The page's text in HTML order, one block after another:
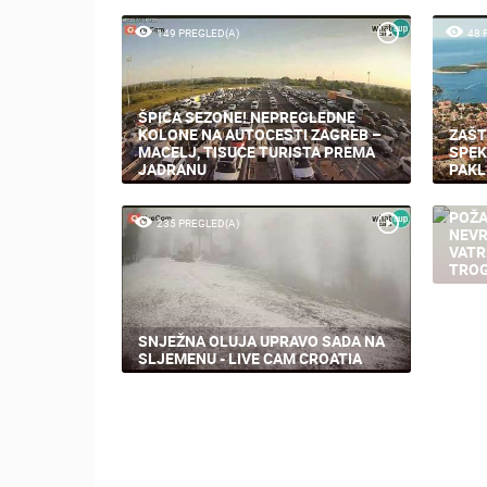
149 PREGLED(A)
ŠPICA SEZONE! NEPREGLEDNE
KOLONE NA AUTOCESTI ZAGREB –
MACELJ, TISUĆE TURISTA PREMA
JADRANU
48
235 PREGLED(A)
SNJEŽNA OLUJA UPRAVO SADA NA
SLJEMENU - LIVE CAM CROATIA
232